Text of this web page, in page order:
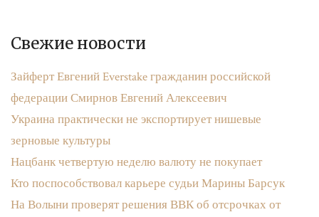
Свежие новости
Зайферт Евгений Everstake гражданин российской
федерации Смирнов Евгений Алексеевич
Украина практически не экспортирует нишевые
зерновые культуры
Нацбанк четвертую неделю валюту не покупает
Кто поспособствовал карьере судьи Марины Барсук
На Волыни проверят решения ВВК об отсрочках от